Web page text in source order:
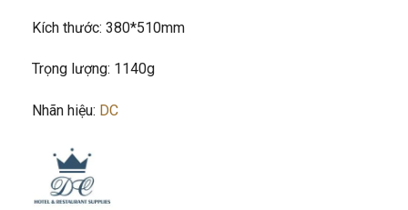
Kích thước: 380*510mm
Trọng lượng: 1140g
Nhãn hiệu: DC